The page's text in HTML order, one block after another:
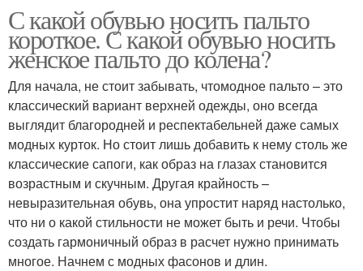
С какой обувью носить пальто
короткое. С какой обувью носить
женское пальто до колена?
Для начала, не стоит забывать, чтомодное пальто – это
классический вариант верхней одежды, оно всегда
выглядит благородней и респектабельней даже самых
модных курток. Но стоит лишь добавить к нему столь же
классические сапоги, как образ на глазах становится
возрастным и скучным. Другая крайность –
невыразительная обувь, она упростит наряд настолько,
что ни о какой стильности не может быть и речи. Чтобы
создать гармоничный образ в расчет нужно принимать
многое. Начнем с модных фасонов и длин.